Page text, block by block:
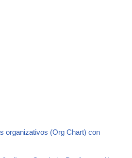
organizativos (Org Chart) con